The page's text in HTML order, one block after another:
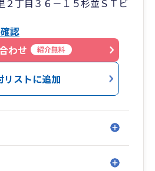
ステム、WEB面談等を利用
方々の会計・税務を処理さ
くなりました。
道から九州まで多彩な地域
ただいております。
ましては、当事務所のHPを
は税理士が行い、記帳業務
フで対応する方法を取って
認
わせ
紹介無料
リストに追加